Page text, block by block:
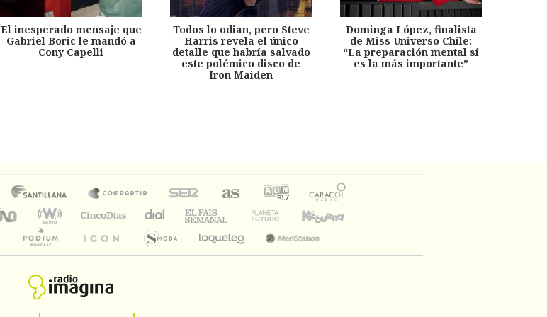
El inesperado mensaje que
Gabriel Boric le mandó a
Cony Capelli
Todos lo odian, pero Steve
Harris revela el único
detalle que habría salvado
este polémico disco de
Iron Maiden
Dominga López, finalista
de Miss Universo Chile:
“La preparación mental sí
es la más importante”